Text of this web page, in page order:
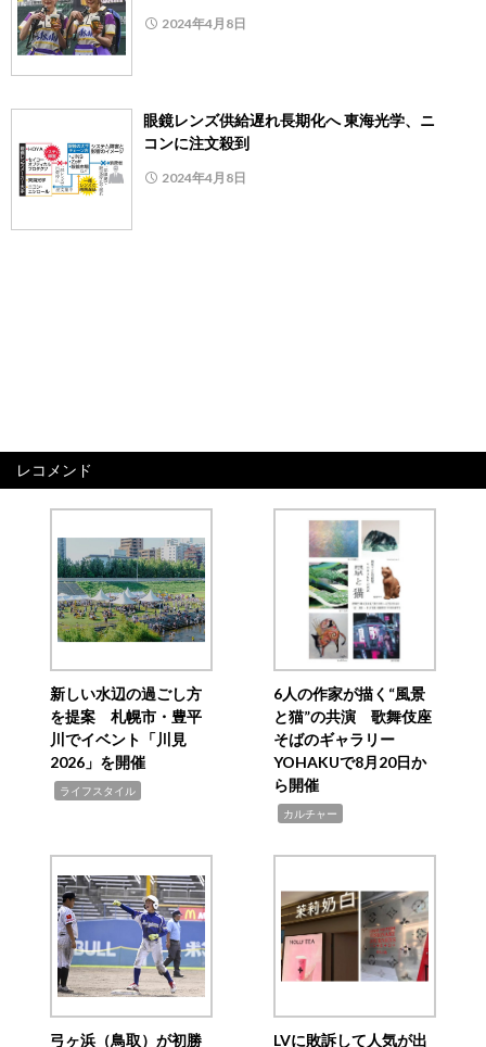
2024年4月8日
眼鏡レンズ供給遅れ長期化へ 東海光学、ニ
コンに注文殺到
2024年4月8日
レコメンド
新しい水辺の過ごし方
を提案 札幌市・豊平
川でイベント「川見
2026」を開催
ライフスタイル
6人の作家が描く“風景
と猫”の共演 歌舞伎座
そばのギャラリー
YOHAKUで8月20日か
ら開催
カルチャー
弓ヶ浜（鳥取）が初勝 LVに敗訴して人気が出